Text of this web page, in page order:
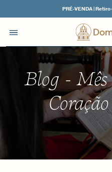
PRÉ-VENDA |
Blog -